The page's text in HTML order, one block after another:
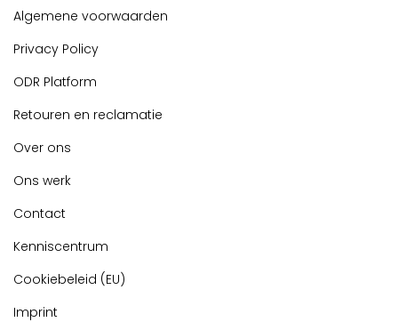
Algemene voorwaarden
Privacy Policy
ODR Platform
Retouren en reclamatie
Over ons
Ons werk
Contact
Kenniscentrum
Cookiebeleid (EU)
Imprint